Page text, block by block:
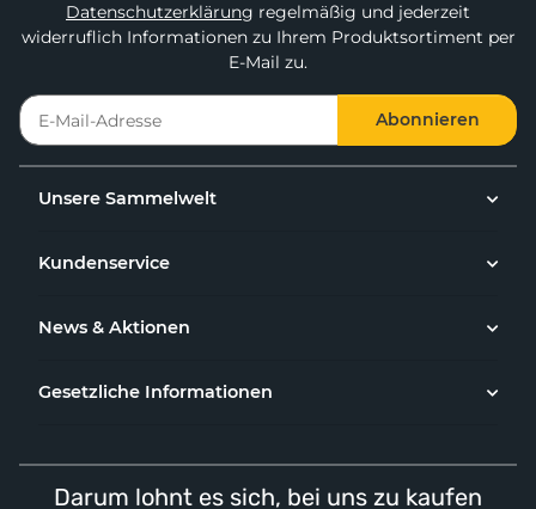
Datenschutzerklärung regelmäßig und jederzeit
widerruflich Informationen zu Ihrem Produktsortiment per
E-Mail zu.
Abonnieren
Unsere Sammelwelt
Kundenservice
News & Aktionen
Gesetzliche Informationen
Darum lohnt es sich, bei uns zu kaufen